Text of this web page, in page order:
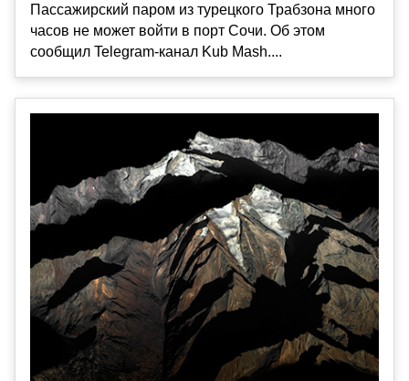
Пассажирский паром из турецкого Трабзона много
часов не может войти в порт Сочи. Об этом
сообщил Telegram-канал Kub Mash....